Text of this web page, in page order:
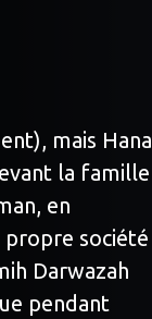
mais Hana
la famille
en
propre société
Darwazah
pendant